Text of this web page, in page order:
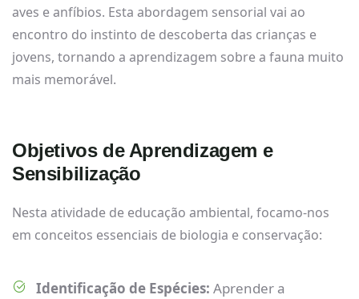
aves e anfíbios. Esta abordagem sensorial vai ao
encontro do instinto de descoberta das crianças e
jovens, tornando a aprendizagem sobre a fauna muito
mais memorável.
Objetivos de Aprendizagem e
Sensibilização
Nesta atividade de educação ambiental, focamo-nos
em conceitos essenciais de biologia e conservação:
Identificação de Espécies: Aprender a